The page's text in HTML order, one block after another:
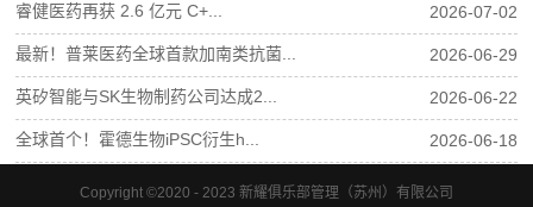
睿健医药再获 2.6 亿元 C+... 2026-07-02
最新！普莱医药全球首款加南类抗菌... 2026-06-29
英矽智能与SK生物制药公司达成2... 2026-06-22
全球首个！霍德生物iPSC衍生h... 2026-06-18
Copyright ©2020 - 2023 新耀俱乐部管理（苏州）有限公司